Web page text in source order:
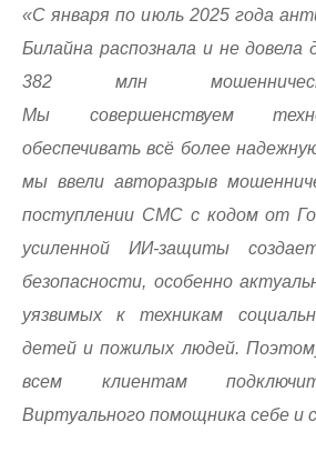
«С января по июль 2025 года
Билайна распознала и не довела
382 млн
Мы совершенствуем
обеспечивать всё более
мы ввели авторазрыв
поступлении СМС с кодом от
усиленной ИИ-защиты
безопасности, особенно
уязвимых к техникам
детей и пожилых людей.
всем клиентам
Виртуального помощника себе и